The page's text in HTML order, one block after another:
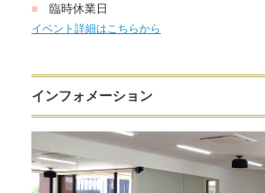
■ 臨時休業日
イベント詳細はこちらから
インフォメーション